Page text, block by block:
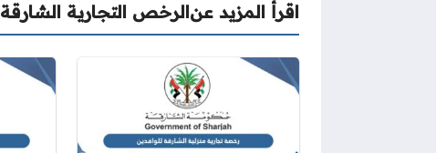
اقرأ المزيد عنالرخص التجارية الشارقة